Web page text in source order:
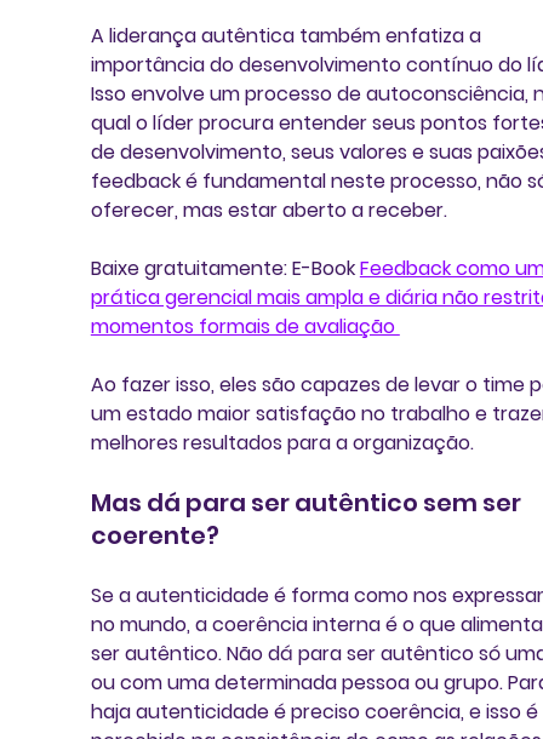
A liderança autêntica também enfatiza a
importância do desenvolvimento contínuo do
Isso envolve um processo de autoconsciência,
qual o líder procura entender seus pontos
de desenvolvimento, seus valores e suas
feedback é fundamental neste processo, não
oferecer, mas estar aberto a receber.
Baixe gratuitamente: E-Book Feedback como
prática gerencial mais ampla e diária não
momentos formais de avaliação
Ao fazer isso, eles são capazes de levar o time
um estado maior satisfação no trabalho e
melhores resultados para a organização.
Mas dá para ser autêntico sem ser
coerente?
Se a autenticidade é forma como nos
no mundo, a coerência interna é o que
ser autêntico. Não dá para ser autêntico só
ou com uma determinada pessoa ou grupo.
haja autenticidade é preciso coerência, e isso é